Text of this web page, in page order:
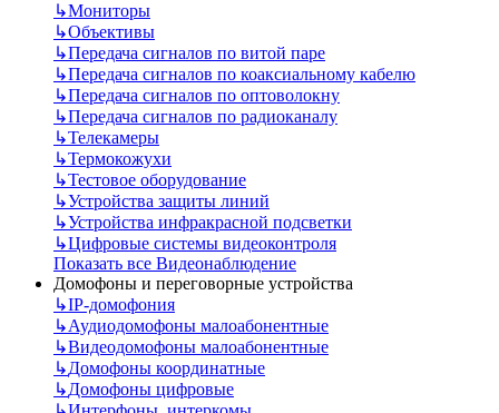
↳Мониторы
↳Объективы
↳Передача сигналов по витой паре
↳Передача сигналов по коаксиальному кабелю
↳Передача сигналов по оптоволокну
↳Передача сигналов по радиоканалу
↳Телекамеры
↳Термокожухи
↳Тестовое оборудование
↳Устройства защиты линий
↳Устройства инфракрасной подсветки
↳Цифровые системы видеоконтроля
Показать все Видеонаблюдение
Домофоны и переговорные устройства
↳IP-домофония
↳Аудиодомофоны малоабонентные
↳Видеодомофоны малоабонентные
↳Домофоны координатные
↳Домофоны цифровые